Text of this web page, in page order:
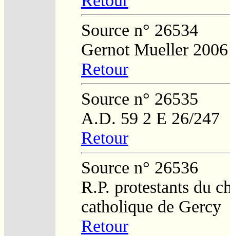
Source n° 26534
Gernot Mueller 2006
Retour
Source n° 26535
A.D. 59 2 E 26/247
Retour
Source n° 26536
R.P. protestants du
catholique de Gercy
Retour